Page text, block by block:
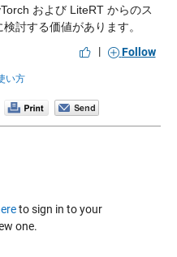
および LiteRT からのス
討する価値があります。
|
Follow
い方
to sign in to your
one.